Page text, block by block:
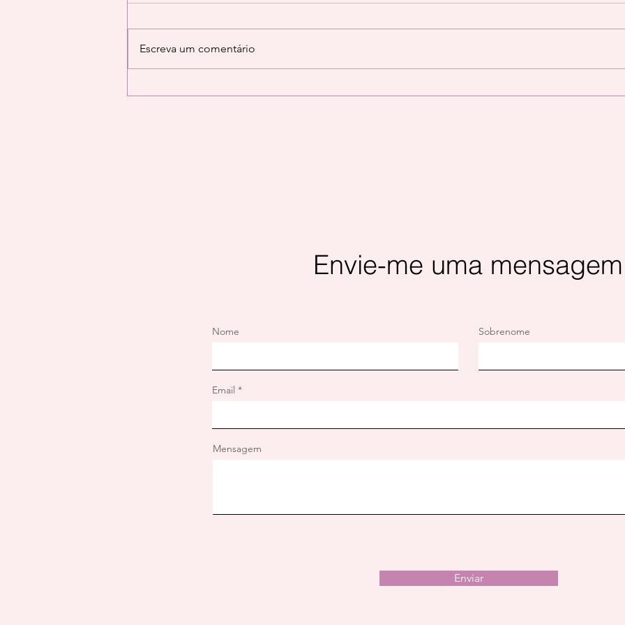
Escreva um comentário
Envie-me uma mensagem
Nome Sobrenome
Email
Mensagem
Enviar